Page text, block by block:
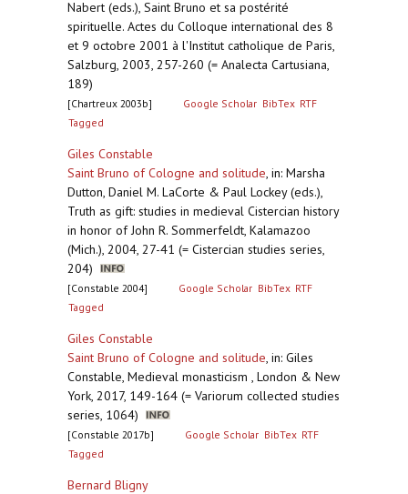
Nabert (eds.), Saint Bruno et sa postérité
spirituelle. Actes du Colloque international des 8
et 9 octobre 2001 à l'Institut catholique de Paris,
Salzburg, 2003, 257-260 (= Analecta Cartusiana,
189)
[Chartreux 2003b] Google Scholar BibTex RTF
Tagged
Giles Constable
Saint Bruno of Cologne and solitude, in: Marsha
Dutton, Daniel M. LaCorte & Paul Lockey (eds.),
Truth as gift: studies in medieval Cistercian history
in honor of John R. Sommerfeldt, Kalamazoo
(Mich.), 2004, 27-41 (= Cistercian studies series,
204)
[Constable 2004] Google Scholar BibTex RTF
Tagged
Giles Constable
Saint Bruno of Cologne and solitude, in: Giles
Constable, Medieval monasticism , London & New
York, 2017, 149-164 (= Variorum collected studies
series, 1064)
[Constable 2017b] Google Scholar BibTex RTF
Tagged
Bernard Bligny